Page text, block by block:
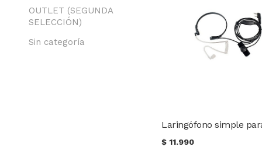
OUTLET (SEGUNDA
SELECCIÓN)
Sin categoría
$11.990